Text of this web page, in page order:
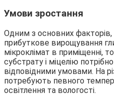
Умови зростання
Одним з основних
прибуткове вирощування
мікроклімат в приміщенні,
субстрату і міцелію
відповідними умовами. На
потребують певного
освітлення та вологості.